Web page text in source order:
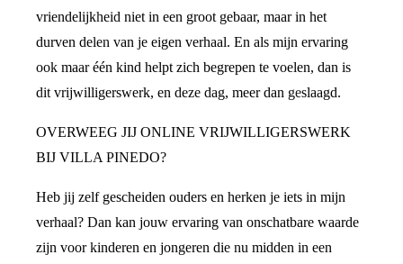
vriendelijkheid niet in een groot gebaar, maar in het
durven delen van je eigen verhaal. En als mijn ervaring
ook maar één kind helpt zich begrepen te voelen, dan is
dit vrijwilligerswerk, en deze dag, meer dan geslaagd.
OVERWEEG JIJ ONLINE VRIJWILLIGERSWERK
BIJ VILLA PINEDO?
Heb jij zelf gescheiden ouders en herken je iets in mijn
verhaal? Dan kan jouw ervaring van onschatbare waarde
zijn voor kinderen en jongeren die nu midden in een